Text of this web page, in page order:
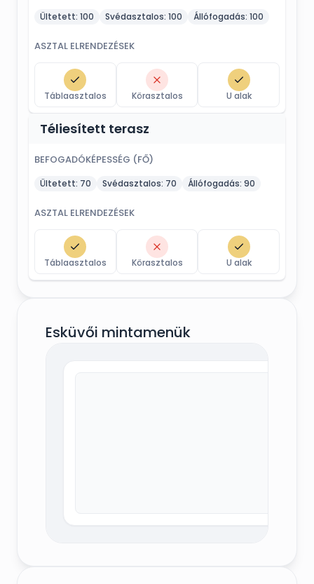
Ültetett: 100 Svédasztalos: 100 Állófogadás: 100
ASZTAL ELRENDEZÉSEK
Táblaasztalos Körasztalos U alak
Téliesített terasz
BEFOGADÓKÉPESSÉG (FŐ)
Ültetett: 70 Svédasztalos: 70 Állófogadás: 90
ASZTAL ELRENDEZÉSEK
Táblaasztalos Körasztalos U alak
Esküvői mintamenük